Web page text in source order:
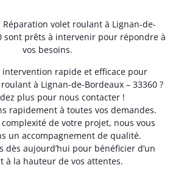
Réparation volet roulant à Lignan-de-
sont prêts à intervenir pour répondre à
vos besoins.
intervention rapide et efficace pour
à Lignan-de-Bordeaux – 33360 ?
plus pour nous contacter !
rapidement à toutes vos demandes.
de votre projet, nous vous
un accompagnement de qualité.
dès aujourd’hui pour bénéficier d’un
à la hauteur de vos attentes.